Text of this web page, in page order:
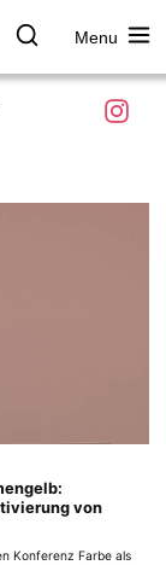
Menu
von
Konferenz Farbe als